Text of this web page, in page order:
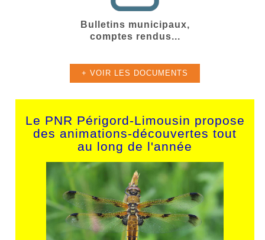
Bulletins municipaux,
comptes rendus...
+ VOIR LES DOCUMENTS
Le PNR Périgord-Limousin propose
des animations-découvertes tout
au long de l'année